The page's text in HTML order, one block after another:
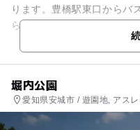
ります。豊橋駅東口からバ
ら大人まで楽しめるプール
2Fにはトレーニングルー...
堀内公園
愛知県安城市 / 遊園地, アス